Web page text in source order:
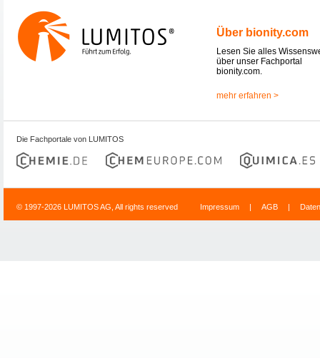
Über bionity.com
Lesen Sie alles
über unser Fachportal
bionity.com.
mehr erfahren >
Die Fachportale von LUMITOS
© 1997-2026 LUMITOS AG, All rights reserved Impressum | AGB |